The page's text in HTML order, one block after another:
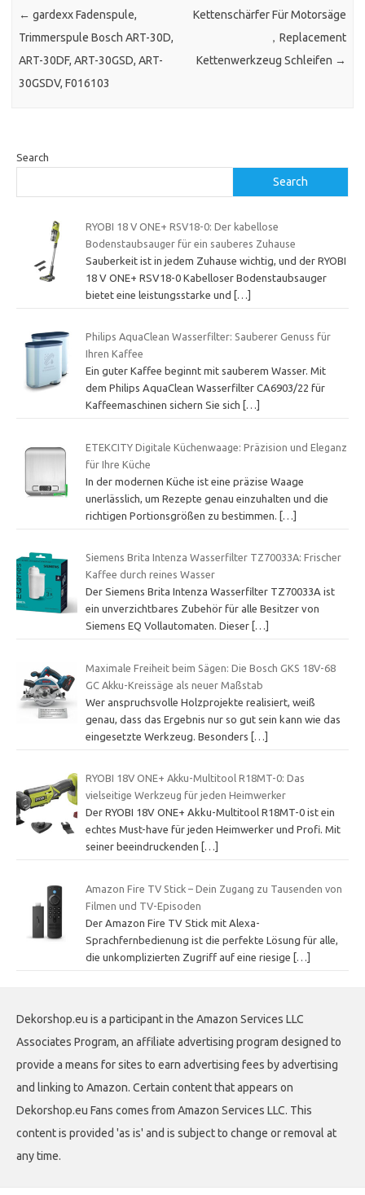
← gardexx Fadenspule,
Trimmerspule Bosch ART-30D,
ART-30DF, ART-30GSD, ART-
30GSDV, F016103
Kettenschärfer Für Motorsäge
，Replacement
Kettenwerkzeug Schleifen →
Search
Search
RYOBI 18 V ONE+ RSV18-0: Der kabellose
Bodenstaubsauger für ein sauberes Zuhause
Sauberkeit ist in jedem Zuhause wichtig, und der RYOBI
18 V ONE+ RSV18-0 Kabelloser Bodenstaubsauger
bietet eine leistungsstarke und […]
Philips AquaClean Wasserfilter: Sauberer Genuss für
Ihren Kaffee
Ein guter Kaffee beginnt mit sauberem Wasser. Mit
dem Philips AquaClean Wasserfilter CA6903/22 für
Kaffeemaschinen sichern Sie sich
[…]
ETEKCITY Digitale Küchenwaage: Präzision und Eleganz
für Ihre Küche
In der modernen Küche ist eine präzise Waage
unerlässlich, um Rezepte genau einzuhalten und die
richtigen Portionsgrößen zu bestimmen.
[…]
Siemens Brita Intenza Wasserfilter TZ70033A: Frischer
Kaffee durch reines Wasser
Der Siemens Brita Intenza Wasserfilter TZ70033A ist
ein unverzichtbares Zubehör für alle Besitzer von
Siemens EQ Vollautomaten. Dieser […]
Maximale Freiheit beim Sägen: Die Bosch GKS 18V-68
GC Akku-Kreissäge als neuer Maßstab
Wer anspruchsvolle Holzprojekte realisiert, weiß
genau, dass das Ergebnis nur so gut sein kann wie das
eingesetzte Werkzeug. Besonders […]
RYOBI 18V ONE+ Akku-Multitool R18MT-0: Das
vielseitige Werkzeug für jeden Heimwerker
Der RYOBI 18V ONE+ Akku-Multitool R18MT-0 ist ein
echtes Must-have für jeden Heimwerker und Profi. Mit
seiner beeindruckenden
[…]
Amazon Fire TV Stick – Dein Zugang zu Tausenden von
Filmen und TV-Episoden
Der Amazon Fire TV Stick mit Alexa-
Sprachfernbedienung ist die perfekte Lösung für alle,
die unkomplizierten Zugriff auf eine riesige […]
Dekorshop.eu is a participant in the Amazon Services LLC
Associates Program, an affiliate advertising program designed to
provide a means for sites to earn advertising fees by advertising
and linking to Amazon. Certain content that appears on
Dekorshop.eu Fans comes from Amazon Services LLC. This
content is provided 'as is' and is subject to change or removal at
any time.